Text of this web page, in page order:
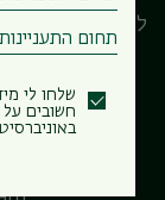
לוח המפגשים
שלחו לי
חשובים על